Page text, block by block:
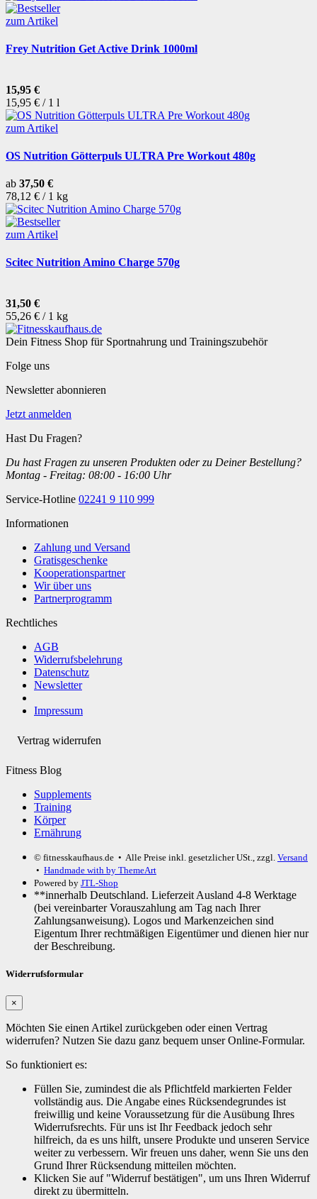
zum Artikel
Frey Nutrition Get Active Drink 1000ml
15,95 €
15,95 € / 1 l
zum Artikel
OS Nutrition Götterpuls ULTRA Pre Workout 480g
ab 37,50 €
78,12 € / 1 kg
zum Artikel
Scitec Nutrition Amino Charge 570g
31,50 €
55,26 € / 1 kg
Dein Fitness Shop für Sportnahrung und Trainingszubehör
Folge uns
Newsletter abonnieren
Jetzt anmelden
Hast Du Fragen?
Du hast Fragen zu unseren Produkten oder zu Deiner Bestellung?
Montag - Freitag: 08:00 - 16:00 Uhr
Service-Hotline 02241 9 110 999
Informationen
Zahlung und Versand
Gratisgeschenke
Kooperationspartner
Wir über uns
Partnerprogramm
Rechtliches
AGB
Widerrufsbelehrung
Datenschutz
Newsletter
Impressum
Vertrag widerrufen
Fitness Blog
Supplements
Training
Körper
Ernährung
© fitnesskaufhaus.de • Alle Preise inkl. gesetzlicher USt., zzgl. Versand
• Handmade with by ThemeArt
Powered by JTL-Shop
**innerhalb Deutschland. Lieferzeit Ausland 4-8 Werktage
(bei vereinbarter Vorauszahlung am Tag nach Ihrer
Zahlungsanweisung). Logos und Markenzeichen sind
Eigentum Ihrer rechtmäßigen Eigentümer und dienen hier nur
der Beschreibung.
Widerrufsformular
×
Möchten Sie einen Artikel zurückgeben oder einen Vertrag
widerrufen? Nutzen Sie dazu ganz bequem unser Online-Formular.
So funktioniert es:
Füllen Sie, zumindest die als Pflichtfeld markierten Felder
vollständig aus. Die Angabe eines Rücksendegrundes ist
freiwillig und keine Voraussetzung für die Ausübung Ihres
Widerrufsrechts. Für uns ist Ihr Feedback jedoch sehr
hilfreich, da es uns hilft, unsere Produkte und unseren Service
weiter zu verbessern. Wir freuen uns daher, wenn Sie uns den
Grund Ihrer Rücksendung mitteilen möchten.
Klicken Sie auf "Widerruf bestätigen", um uns Ihren Widerruf
direkt zu übermitteln.